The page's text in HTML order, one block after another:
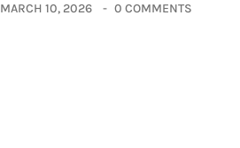
MARCH 10, 2026 0 COMMENTS